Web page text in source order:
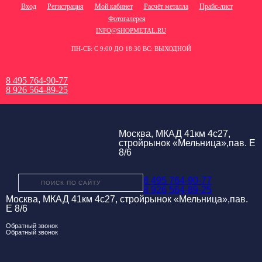
Вход Регистрация Мой кабинет Расчёт металла
Прайс-лист
Фотогалерея
INFO@SHOPMETAL.RU
ПН-СБ: С 9:00 ДО 18:30 ВС: ВЫХОДНОЙ
8 495 764-90-77
8 926 564-89-25
Москва, МКАД 41км 4с27,
стройрынок «Мельница»,пав. Е
8/6
8 495 764-90-77
8 926 564-89-25
Москва, МКАД 41км 4с27, стройрынок «Мельница»,пав.
Е 8/6
Обратный звонок
Обратный звонок